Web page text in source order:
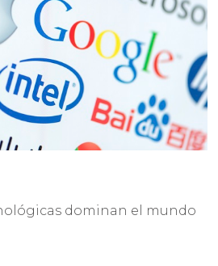
dominan el mundo